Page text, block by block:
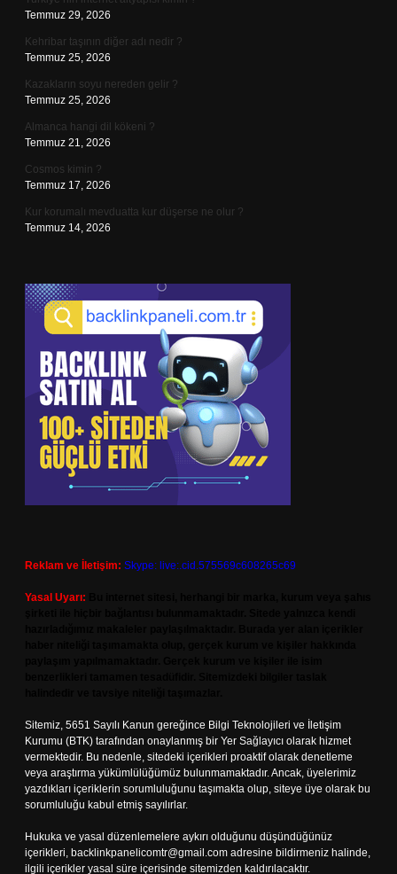
Temmuz 29, 2026
Kehribar taşının diğer adı nedir ?
Temmuz 25, 2026
Kazakların soyu nereden gelir ?
Temmuz 25, 2026
Almanca hangi dil kökeni ?
Temmuz 21, 2026
Cosmos kimin ?
Temmuz 17, 2026
Kur korumalı mevduatta kur düşerse ne olur ?
Temmuz 14, 2026
Reklam ve İletişim: Skype: live:.cid.575569c608265c69
Yasal Uyarı:
Sitemiz, 5651 Sayılı Kanun gereğince Bilgi Teknolojileri ve İletişim
Kurumu (BTK) tarafından onaylanmış bir Yer Sağlayıcı olarak hizmet
vermektedir. Bu nedenle, sitedeki içerikleri proaktif olarak denetleme
veya araştırma yükümlülüğümüz bulunmamaktadır. Ancak, üyelerimiz
yazdıkları içeriklerin sorumluluğunu taşımakta olup, siteye üye olarak bu
sorumluluğu kabul etmiş sayılırlar.
Hukuka ve yasal düzenlemelere aykırı olduğunu düşündüğünüz
içerikleri, backlinkpanelicomtr@gmail.com adresine bildirmeniz halinde,
ilgili içerikler yasal süre içerisinde sitemizden kaldırılacaktır.